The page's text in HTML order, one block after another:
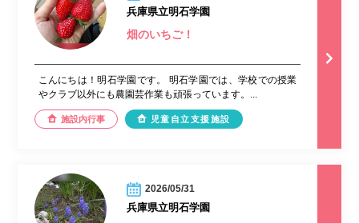
兵庫県立明石学園
畑のいちご！
こんにちは！明石学園です。 明石学園では、学校での授業
やクラブ以外にも農園芸作業も頑張っています。...
施設内行事 児童自立支援施設
2026/05/31
兵庫県立明石学園